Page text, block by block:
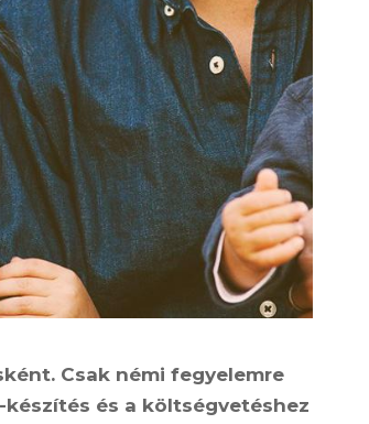
Csak némi fegyelemre
és a költségvetéshez